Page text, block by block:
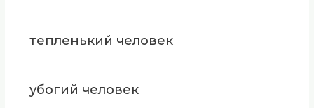
тепленький человек
убогий человек